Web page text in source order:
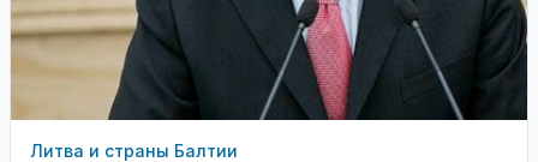
Литва и страны Балтии